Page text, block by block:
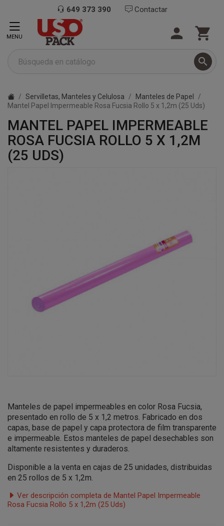
649 373 390 Contactar

 
MENU
Servilletas, Manteles y Celulosa
Manteles de Papel
Mantel Papel Impermeable Rosa Fucsia Rollo 5 x 1,2m (25 Uds)
MANTEL PAPEL IMPERMEABLE
ROSA FUCSIA ROLLO 5 X 1,2M
(25 UDS)
Manteles de papel impermeables en color Rosa Fucsia,
presentado en rollo de 5 x 1,2 metros. Fabricado en dos
capas, base de papel y capa protectora de film transparente
e impermeable. Estos manteles de papel desechables son
altamente resistentes y duraderos.
Disponible a la venta en cajas de 25 unidades, distribuidas
en 25 rollos de 5 x 1,2m.
Ver descripción completa de Mantel Papel Impermeable
Rosa Fucsia Rollo 5 x 1,2m (25 Uds)